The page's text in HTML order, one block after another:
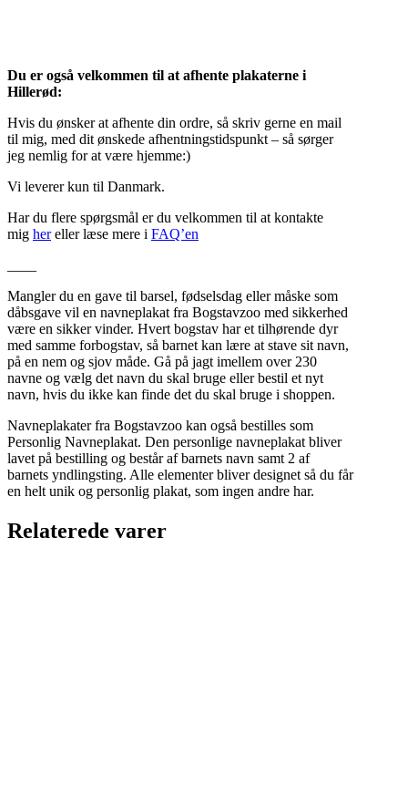
Du er også velkommen til at afhente plakaterne i
Hillerød:
Hvis du ønsker at afhente din ordre, så skriv gerne en mail
til mig, med dit ønskede afhentningstidspunkt – så sørger
jeg nemlig for at være hjemme:)
Vi leverer kun til Danmark.
Har du flere spørgsmål er du velkommen til at kontakte
mig hereller læse mere i FAQ’en
Mangler du en gave til barsel, fødselsdag eller måske som
dåbsgave vil en navneplakat fra Bogstavzoo med sikkerhed
være en sikker vinder. Hvert bogstav har et tilhørende dyr
med samme forbogstav, så barnet kan lære at stave sit navn,
på en nem og sjov måde. Gå på jagt imellem over 230
navne og vælg det navn du skal bruge eller bestil et nyt
navn, hvis du ikke kan finde det du skal bruge i shoppen.
Navneplakater fra Bogstavzoo kan også bestilles som
Personlig Navneplakat. Den personlige navneplakat bliver
lavet på bestilling og består af barnets navn samt 2 af
barnets yndlingsting. Alle elementer bliver designet så du får
en helt unik og personlig plakat, som ingen andre har.
Relaterede varer